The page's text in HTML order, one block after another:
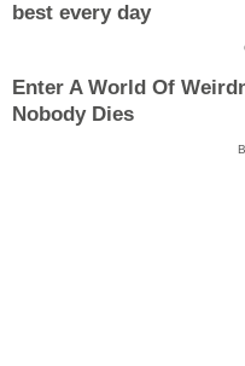
best every day
Enter A World Of
Nobody Dies